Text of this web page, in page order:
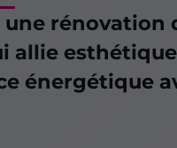
une rénovation
allie
énergétique